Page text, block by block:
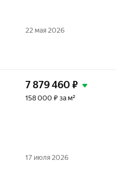
22 мая 2026
7 879 460 ₽
158 000 ₽ за м²
17 июля 2026